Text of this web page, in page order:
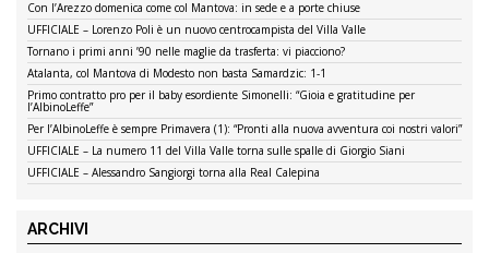
Con l’Arezzo domenica come col Mantova: in sede e a porte chiuse
UFFICIALE – Lorenzo Poli è un nuovo centrocampista del Villa Valle
Tornano i primi anni ’90 nelle maglie da trasferta: vi piacciono?
Atalanta, col Mantova di Modesto non basta Samardzic: 1-1
Primo contratto pro per il baby esordiente Simonelli: “Gioia e gratitudine per
l’AlbinoLeffe”
Per l’AlbinoLeffe è sempre Primavera (1): “Pronti alla nuova avventura coi nostri valori”
UFFICIALE – La numero 11 del Villa Valle torna sulle spalle di Giorgio Siani
UFFICIALE – Alessandro Sangiorgi torna alla Real Calepina
ARCHIVI